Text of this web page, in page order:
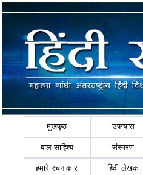
मुखपृष्ठ उपन्यास
बाल साहित्य संस्मरण
हमारे रचनाकार हिंदी लेखक